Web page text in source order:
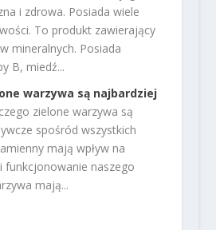
i zdrowa. Posiada wiele
To produkt zawierający
mineralnych. Posiada
B, miedź...
warzywa są najbardziej
zielone warzywa są
spośród wszystkich
mają wpływ na
funkcjonowanie naszego
mają...